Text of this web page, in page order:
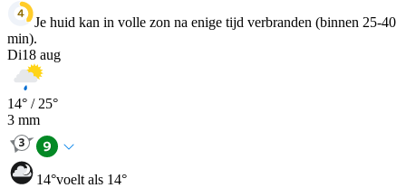
Je huid kan in volle zon na enige tijd verbranden (binnen 25-40
min).
Di18 aug
14° / 25°
3 mm
14°voelt als 14°